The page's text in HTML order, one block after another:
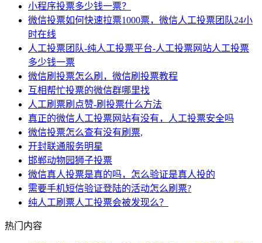
小程序投票多少钱一票？
微信投票如何快速拉票1000票，微信人工投票团队24小
时在线
人工投票团队-纯人工投票平台-人工投票网站人工投票
多少钱一票
微信刷投票怎么刷，微信刷投票教程
互相帮忙投票的微信群哪里找
人工刷票刷点赞-刷投票什么方法
真正的微信人工投票网站有没有，人工投票安全吗
微信投票怎么查有没有刷票,
开封联通服务明星
邯郸动物园狮子投票
微信真人投票是真的吗，怎么验证是真人投的
需要手机短信验证登陆的活动怎么刷票?
纯人工刷票人工投票会被发现么？
热门内容